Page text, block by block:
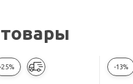
-25% -13%